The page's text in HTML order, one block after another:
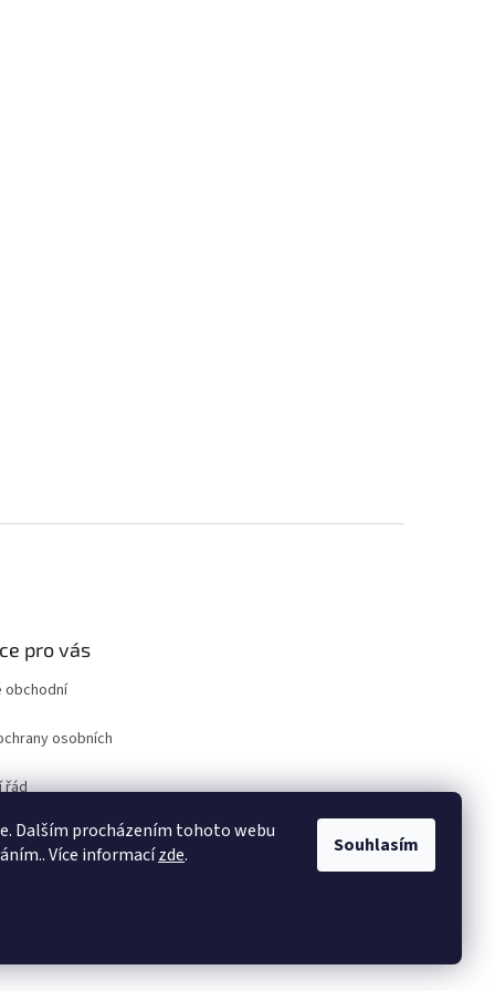
Dalším procházením tohoto webu
Více informacízde. Souhlasím
pro vás
obchodní
osobních
řád